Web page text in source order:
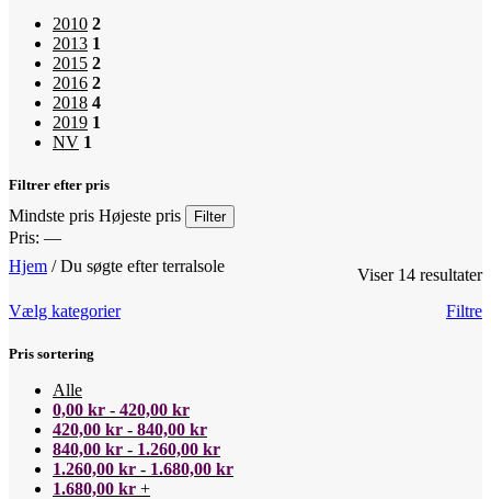
2010 2
2013 1
2015 2
2016 2
2018 4
2019 1
NV 1
Filtrer efter pris
Mindste pris Højeste pris Filter
Pris: —
Hjem /Du søgte efter terralsole
Viser 14 resultater
Vælg kategorier
Filtre
Pris sortering
Alle
0,00 kr - 420,00 kr
420,00 kr - 840,00 kr
840,00 kr - 1.260,00 kr
1.260,00 kr - 1.680,00 kr
1.680,00 kr +